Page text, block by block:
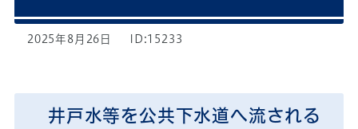
2025年8月26日 ID:15233
井戸水等を公共下水道へ流される